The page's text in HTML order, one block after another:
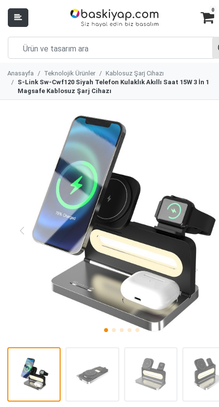
0
Anasayfa Teknolojik Ürünler
Kablosuz Şarj Cihazı
S-Link Sw-Cwf120 Siyah Telefon Kulaklık Akıllı Saat 15W 3 İn 1
Magsafe Kablosuz Şarj Cihazı